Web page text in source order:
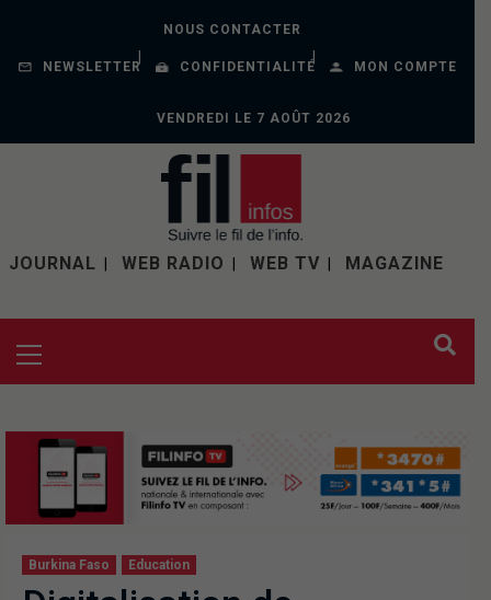
NOUS CONTACTER
NEWSLETTER CONFIDENTIALITÉ MON COMPTE
VENDREDI LE 7 AOÛT 2026
JOURNAL WEB RADIO WEB TV MAGAZINE
Burkina Faso Education